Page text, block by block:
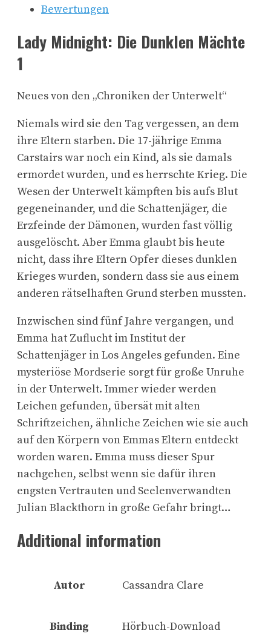
Bewertungen
Lady Midnight: Die Dunklen Mächte
1
Neues von den „Chroniken der Unterwelt“
Niemals wird sie den Tag vergessen, an dem
ihre Eltern starben. Die 17-jährige Emma
Carstairs war noch ein Kind, als sie damals
ermordet wurden, und es herrschte Krieg. Die
Wesen der Unterwelt kämpften bis aufs Blut
gegeneinander, und die Schattenjäger, die
Erzfeinde der Dämonen, wurden fast völlig
ausgelöscht. Aber Emma glaubt bis heute
nicht, dass ihre Eltern Opfer dieses dunklen
Krieges wurden, sondern dass sie aus einem
anderen rätselhaften Grund sterben mussten.
Inzwischen sind fünf Jahre vergangen, und
Emma hat Zuflucht im Institut der
Schattenjäger in Los Angeles gefunden. Eine
mysteriöse Mordserie sorgt für große Unruhe
in der Unterwelt. Immer wieder werden
Leichen gefunden, übersät mit alten
Schriftzeichen, ähnliche Zeichen wie sie auch
auf den Körpern von Emmas Eltern entdeckt
worden waren. Emma muss dieser Spur
nachgehen, selbst wenn sie dafür ihren
engsten Vertrauten und Seelenverwandten
Julian Blackthorn in große Gefahr bringt…
Additional information
Autor Cassandra Clare
Binding Hörbuch-Download